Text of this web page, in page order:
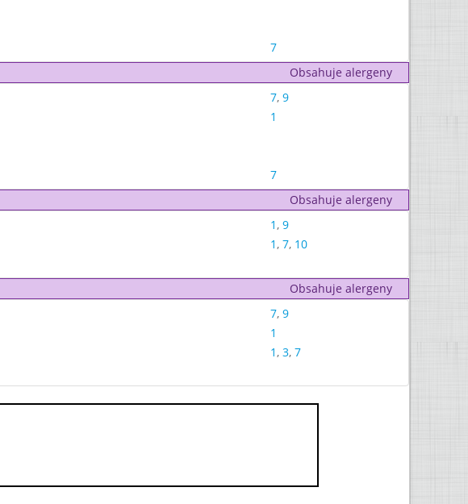
7
Obsahuje alergeny
7, 9
1
7
Obsahuje alergeny
1, 9
1, 7, 10
Obsahuje alergeny
7, 9
1
1, 3, 7